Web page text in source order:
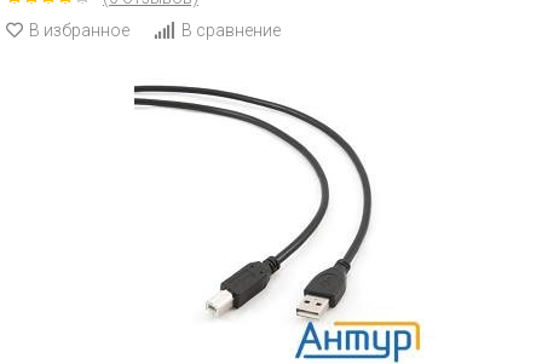
В избранное
В сравнение